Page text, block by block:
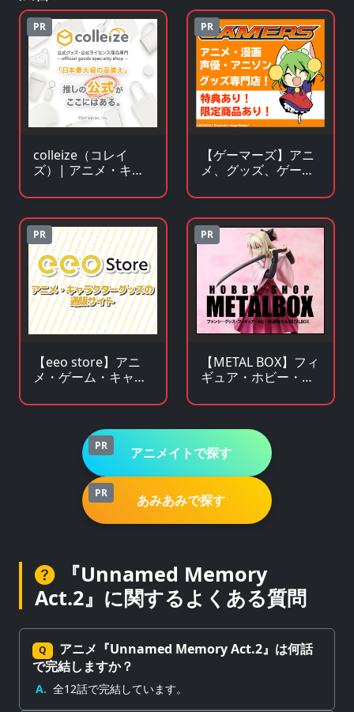
PR
colleize（コレイ
ズ）| アニメ・キャ
ズ・公式ライセンス
商品専門サイト
PR
【ゲーマーズ】アニ
メ、グッズ、ゲー
ア多数販売のチェー
ンストア
PR
【eeo store】アニ
メ・ゲーム・キャラ
サイト
PR
【METAL BOX】フィ
ギュア・ホビー・フ
販サイト
PR アニメイトで探す
PR あみあみで探す
『Unnamed Memory
Act.2』に関するよくある質問
Q
アニメ『Unnamed Memory Act.2』は何話
で完結しますか？
A. 全12話で完結しています。